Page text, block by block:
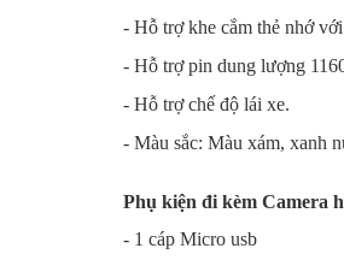
- Hỗ trợ khe cắm thẻ nhớ
- Hỗ trợ pin dung lượng
- Hỗ trợ chế độ lái xe.
- Màu sắc: Màu xám, xanh
Phụ kiện đi kèm Camera
- 1 cáp Micro usb